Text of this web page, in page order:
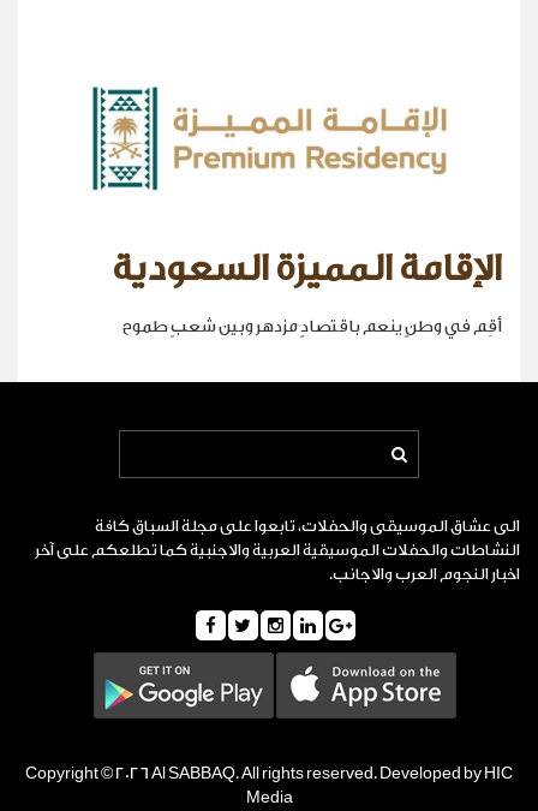
الإقامة المميزة السعودية
أقِم في وطنٍ ينعم باقتصادٍ مزدهر وبين شعبٍ طموح
الى عشاق الموسيقى والحفلات، تابعوا على مجلة السباق كافة
النشاطات والحفلات الموسيقية العربية والاجنبية كما تطلعكم على آخر
اخبار النجوم العرب والاجانب.
Copyright © 2026 Al SABBAQ. All rights reserved. Developed by HIC
Media